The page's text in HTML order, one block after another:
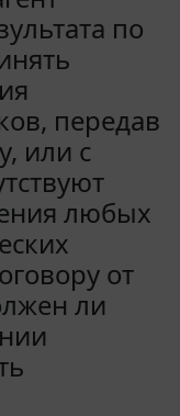
по
передав
или с
любых
от
ли